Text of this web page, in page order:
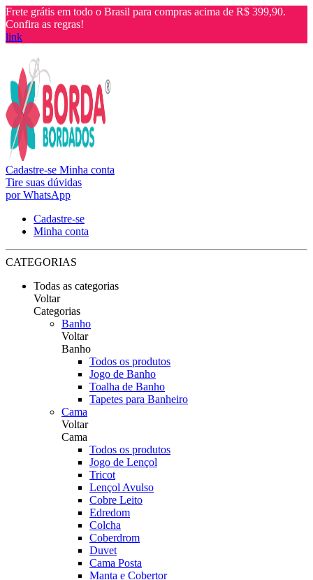
Frete grátis em todo o Brasil para compras acima de R$ 399,90.
Confira as regras!
link
Cadastre-se Minha conta
Tire suas dúvidas
por WhatsApp
Cadastre-se
Minha conta
CATEGORIAS
Todas as categorias
Voltar
Categorias
Banho
Voltar
Banho
Todos os produtos
Jogo de Banho
Toalha de Banho
Tapetes para Banheiro
Cama
Voltar
Cama
Todos os produtos
Jogo de Lençol
Tricot
Lençol Avulso
Cobre Leito
Edredom
Colcha
Coberdrom
Duvet
Cama Posta
Manta e Cobertor